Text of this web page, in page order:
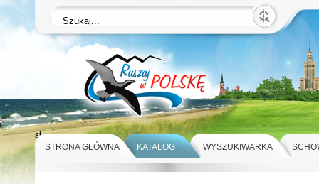
st
STRONA GŁÓWNA
KATALOG WYSZUKIWARKA